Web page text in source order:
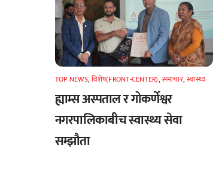
TOP NEWS,विशेष(FRONT-CENTER),समाचार,स्वास्थ्य
ह्याम्स अस्पताल र गोकर्णेश्वर
नगरपालिकाबीच स्वास्थ्य सेवा
सम्झौता